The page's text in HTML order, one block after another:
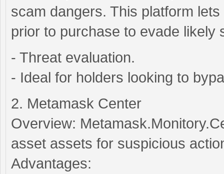
scam dangers. This platform
prior to purchase to evade likely
- Threat evaluation.
- Ideal for holders looking to
2. Metamask Center
Overview:
asset assets for suspicious
Advantages: